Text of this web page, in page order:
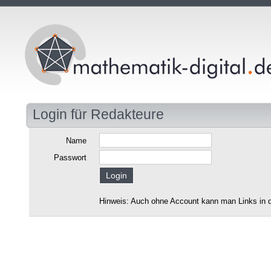
Login für Redakteure
Name
Passwort
Hinweis: Auch ohne Account kann man Links in